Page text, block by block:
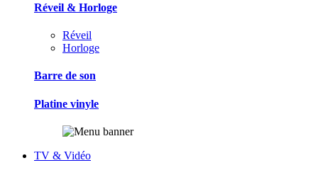
Réveil & Horloge
Réveil
Horloge
Barre de son
Platine vinyle
TV & Vidéo